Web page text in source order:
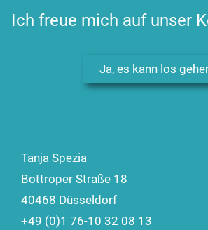
Ich freue mich auf unser
Ja, es kann los
Tanja Spezia
Bottroper Straße 18
40468 Düsseldorf
+49 (0)1 76-10 32 08 13